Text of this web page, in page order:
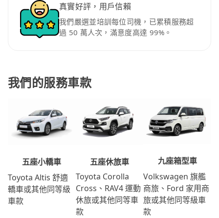
真實好評，用戶信賴
我們嚴選並培訓每位司機，已累積服務超
過 50 萬人次，滿意度高達 99%。
我們的服務車款
五座小轎車
Toyota Altis 舒適
轎車或其他同等級
車款
五座休旅車
Toyota Corolla
Cross、RAV4 運動
休旅或其他同等車
款
九座箱型車
Volkswagen 旗艦
商旅、Ford 家用商
旅或其他同等級車
款